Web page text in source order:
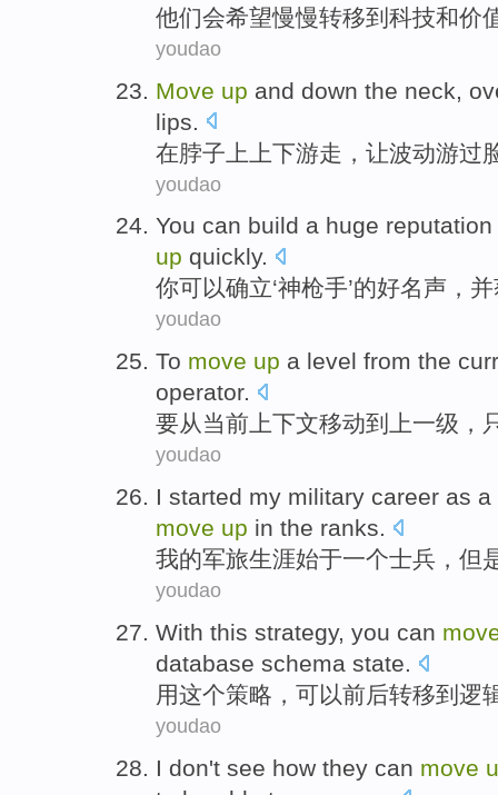
他们会希望慢慢转移到 科技和价
youdao
Move up and down the neck
lips
在脖子 上 上下游走 ，让波动游过
youdao
You can build a huge reputation
up quickly.
你可以确立‘神枪手’的好名声 ， 并
youdao
To move up a level from the
operator.
要从 当前 上下文移动到上一级 ，
youdao
I started my military career as a
move up in the ranks.
我的军旅生涯始于一个士兵 ， 但
youdao
With this strategy, you can
database schema state.
用这个策略 ， 可以前后转移到 逻
youdao
I don't see how they can move